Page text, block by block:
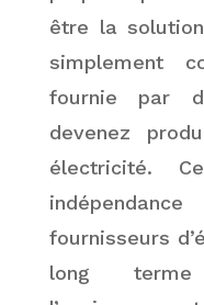
être la
simplement
fournie par
devenez
électricité.
fournisseurs
long